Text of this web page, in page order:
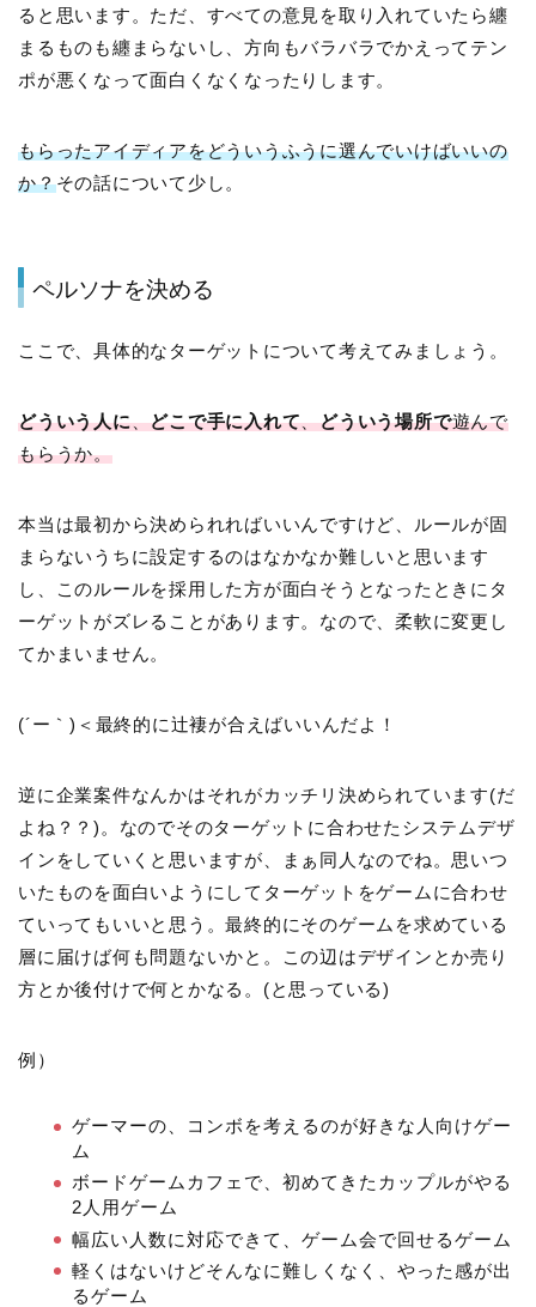
ると思います。ただ、すべての意見を取り入れていたら纏
まるものも纏まらないし、方向もバラバラでかえってテン
ポが悪くなって面白くなくなったりします。
もらったアイディアをどういうふうに選んでいけばいいの
か？その話について少し。
ペルソナを決める
ここで、具体的なターゲットについて考えてみましょう。
どういう人に、どこで手に入れて、どういう場所で遊んで
もらうか。
本当は最初から決められればいいんですけど、ルールが固
まらないうちに設定するのはなかなか難しいと思います
し、このルールを採用した方が面白そうとなったときにタ
ーゲットがズレることがあります。なので、柔軟に変更し
てかまいません。
(´ー｀)＜最終的に辻褄が合えばいいんだよ！
逆に企業案件なんかはそれがカッチリ決められています(だ
よね？？)。なのでそのターゲットに合わせたシステムデザ
インをしていくと思いますが、まぁ同人なのでね。思いつ
いたものを面白いようにしてターゲットをゲームに合わせ
ていってもいいと思う。最終的にそのゲームを求めている
層に届けば何も問題ないかと。この辺はデザインとか売り
方とか後付けで何とかなる。(と思っている)
例）
ゲーマーの、コンボを考えるのが好きな人向けゲー
ム
ボードゲームカフェで、初めてきたカップルがやる
2人用ゲーム
幅広い人数に対応できて、ゲーム会で回せるゲーム
軽くはないけどそんなに難しくなく、やった感が出
るゲーム